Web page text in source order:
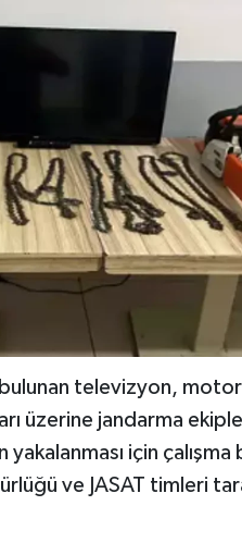
televizyon,
üzerine jandarma
için çalışma
ve JASAT timleri